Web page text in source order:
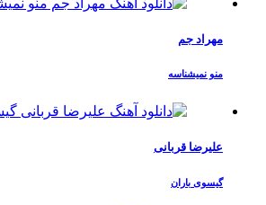
مهراد جم
منو نمیشناسه
علیرضا قربانی
گیسوی باران